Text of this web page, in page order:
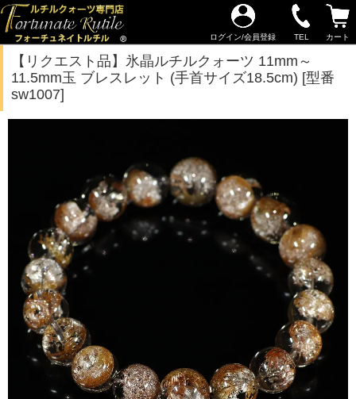
ログイン/会員登録 TEL カート
【リクエスト品】氷晶ルチルクォーツ 11mm～
11.5mm玉 ブレスレット (手首サイズ18.5cm) [型番
sw1007]